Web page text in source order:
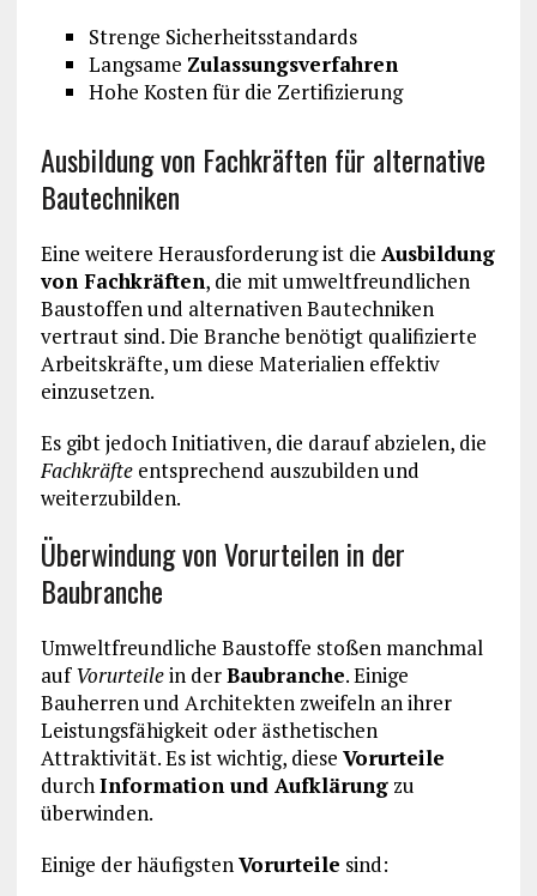
Strenge Sicherheitsstandards
Langsame Zulassungsverfahren
Hohe Kosten für die Zertifizierung
Ausbildung von Fachkräften für alternative
Bautechniken
Eine weitere Herausforderung ist die Ausbildung
von Fachkräften, die mit umweltfreundlichen
Baustoffen und alternativen Bautechniken
vertraut sind. Die Branche benötigt qualifizierte
Arbeitskräfte, um diese Materialien effektiv
einzusetzen.
Es gibt jedoch Initiativen, die darauf abzielen, die
Fachkräfteentsprechend auszubilden und
weiterzubilden.
Überwindung von Vorurteilen in der
Baubranche
Umweltfreundliche Baustoffe stoßen manchmal
aufVorurteilein derBaubranche. Einige
Bauherren und Architekten zweifeln an ihrer
Leistungsfähigkeit oder ästhetischen
Attraktivität. Es ist wichtig, diese Vorurteile
durchInformation und Aufklärungzu
überwinden.
Einige der häufigstenVorurteile sind: